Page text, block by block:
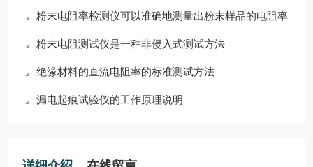
粉末电阻率检测仪可以准确地测量出粉末样品的电阻率
粉末电阻测试仪是一种非侵入式测试方法
绝缘材料的直流电阻率的标准测试方法
漏电起痕试验仪的工作原理说明